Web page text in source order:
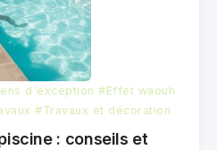
d'exception#Effet waouh
#Travaux et décoration
: conseils et